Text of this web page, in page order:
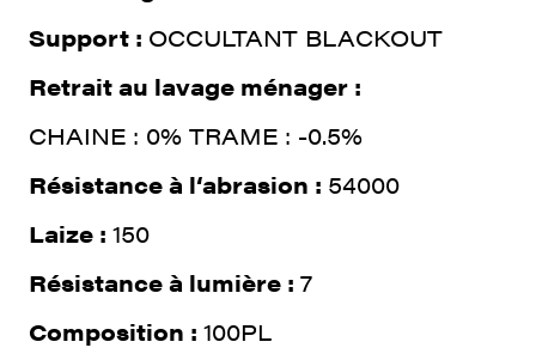
Support : OCCULTANT BLACKOUT
Retrait au lavage ménager :
CHAINE : 0% TRAME : -0.5%
Résistance à l‘abrasion : 54000
Laize : 150
Résistance à lumière : 7
Composition : 100PL